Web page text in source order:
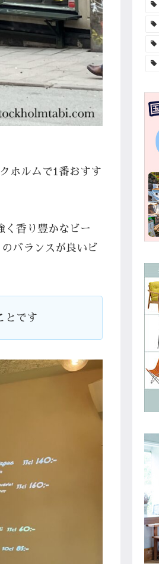
ホルムで1番おすす
香り豊かなビー
バランスが良いビ
とです